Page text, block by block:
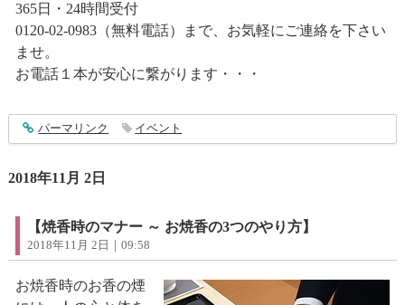
365日・24時間受付
0120-02-0983（無料電話）まで、お気軽にご連絡を下さい
ませ。
お電話１本が安心に繋がります・・・
entry1652
パーマリンク イベント
2018年11月 2日
【焼香時のマナー ～ お焼香の3つのやり方】
2018年11月 2日｜09:58
お焼香時のお香の煙